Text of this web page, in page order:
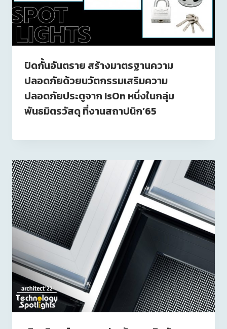
ปิดกั้นอันตราย สร้างมาตรฐานความ
ปลอดภัยด้วยนวัตกรรมเสริมความ
ปลอดภัยประตูจาก IsOn หนึ่งในกลุ่ม
พันธมิตรวัสดุ ที่งานสถาปนิก’65